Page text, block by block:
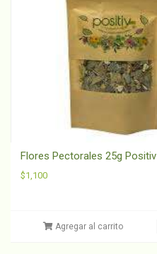
Flores Pectorales 25g Positiv
$1,100
Agregar al carrito